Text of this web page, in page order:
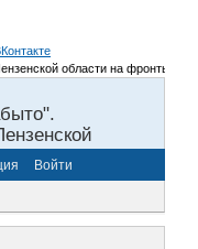
области на фронты
Войти